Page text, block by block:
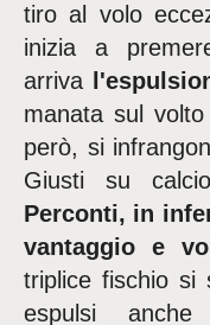
tiro al volo
inizia a
arriva
manata sul
però, si
Giusti su
Perconti, in
vantaggio e
triplice fischio si
espulsi